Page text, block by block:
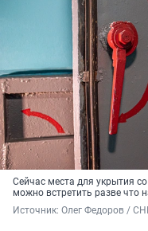
Сейчас места для укрытия
можно встретить разве что
Источник: Олег Федоров /